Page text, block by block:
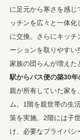
に足元から寒さを感じ
ッチンを広々と一体
に交換。さらにキッチ
ーションを取りやすい
家族の団らんが増えた
駅からバス便の築30
親が所有していた家を
ム。1階を親世帯の生
策を実施。2階には子
け、必要なプライバ